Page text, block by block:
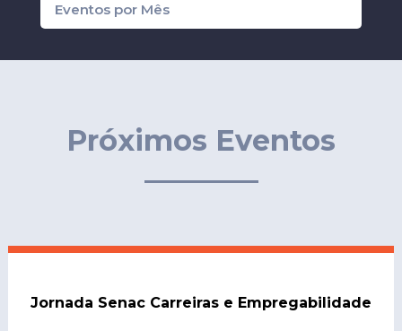
Eventos por Mês
Próximos Eventos
Jornada Senac Carreiras e Empregabilidade